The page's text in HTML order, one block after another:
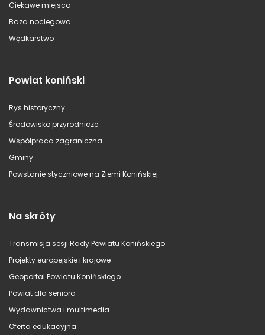
Ciekawe miejsca
Baza noclegowa
Wędkarstwo
Powiat koniński
Rys historyczny
Środowisko przyrodnicze
Współpraca zagraniczna
Gminy
Powstanie styczniowe na Ziemi Konińskiej
Na skróty
Transmisja sesji Rady Powiatu Konińskiego
Projekty europejskie i krajowe
Geoportal Powiatu Konińskiego
Powiat dla seniora
Wydawnictwa i multimedia
Oferta edukacyjna